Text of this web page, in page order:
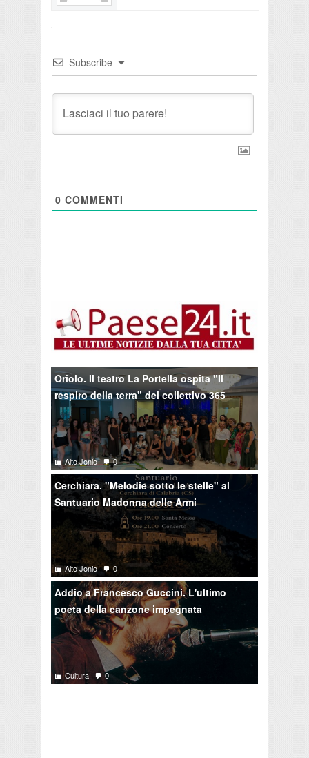
Subscribe
0 COMMENTI
Oriolo. Il teatro La Portella ospita "Il
respiro della terra" del collettivo 365
Alto Jonio 0
Cerchiara. "Melodie sotto le stelle" al
Santuario Madonna delle Armi
Alto Jonio 0
Addio a Francesco Guccini. L'ultimo
poeta della canzone impegnata
Cultura 0